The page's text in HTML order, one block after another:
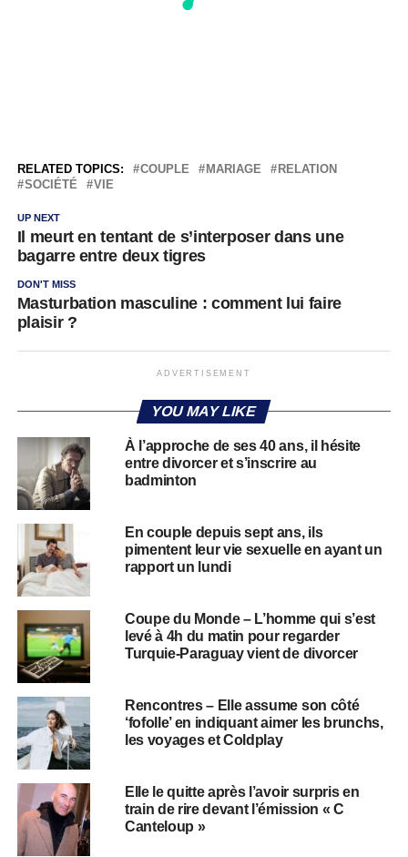
RELATED TOPICS: COUPLE MARIAGE
RELATION
SOCIÉTÉ
VIE
UP NEXT
Il meurt en tentant de s’interposer dans une
bagarre entre deux tigres
DON'T MISS
Masturbation masculine : comment lui faire
plaisir ?
ADVERTISEMENT
YOU MAY LIKE
À l’approche de ses 40 ans, il hésite
entre divorcer et s’inscrire au
badminton
En couple depuis sept ans, ils
pimentent leur vie sexuelle en ayant un
rapport un lundi
Coupe du Monde – L’homme qui s’est
levé à 4h du matin pour regarder
Turquie-Paraguay vient de divorcer
Rencontres – Elle assume son côté
‘fofolle’ en indiquant aimer les brunchs,
les voyages et Coldplay
Elle le quitte après l’avoir surpris en
train de rire devant l’émission « C
Canteloup »